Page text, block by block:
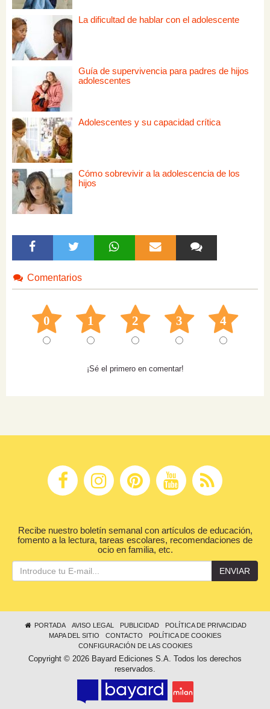
La dificultad de hablar con el adolescente
Guía de supervivencia para padres de hijos
adolescentes
Adolescentes y su capacidad crítica
Cómo sobrevivir a la adolescencia de los
hijos
Comentarios
0 1 2 3 4
¡Sé el primero en comentar!
Recibe nuestro boletín semanal con artículos de educación,
fomento a la lectura, tareas escolares, recomendaciones de
ocio en familia, etc.
ENVIAR
PORTADA AVISO LEGAL PUBLICIDAD
POLÍTICA DE PRIVACIDAD
MAPA DEL SITIO
CONTACTO
POLÍTICA DE COOKIES
CONFIGURACIÓN DE LAS COOKIES
Copyright © 2026 Bayard Ediciones S.A. Todos los derechos
reservados.